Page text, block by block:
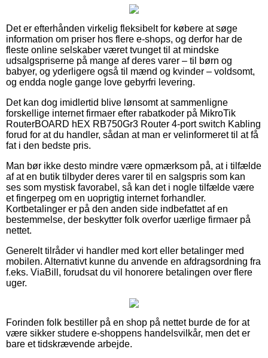
Det er efterhånden virkelig fleksibelt for købere at søge
information om priser hos flere e-shops, og derfor har de
fleste online selskaber været tvunget til at mindske
udsalgspriserne på mange af deres varer – til børn og
babyer, og yderligere også til mænd og kvinder – voldsomt,
og endda nogle gange love gebyrfri levering.
Det kan dog imidlertid blive lønsomt at sammenligne
forskellige internet firmaer efter rabatkoder på MikroTik
RouterBOARD hEX RB750Gr3 Router 4-port switch Kabling
forud for at du handler, sådan at man er velinformeret til at få
fat i den bedste pris.
Man bør ikke desto mindre være opmærksom på, at i tilfælde
af at en butik tilbyder deres varer til en salgspris som kan
ses som mystisk favorabel, så kan det i nogle tilfælde være
et fingerpeg om en uoprigtig internet forhandler.
Kortbetalinger er på den anden side indbefattet af en
bestemmelse, der beskytter folk overfor uærlige firmaer på
nettet.
Generelt tilråder vi handler med kort eller betalinger med
mobilen. Alternativt kunne du anvende en afdragsordning fra
f.eks. ViaBill, forudsat du vil honorere betalingen over flere
uger.
Forinden folk bestiller på en shop på nettet burde de for at
være sikker studere e-shoppens handelsvilkår, men det er
bare et tidskrævende arbejde.